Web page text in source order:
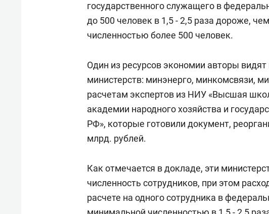
государственного служащего в
до 500 человек в 1,5 - 2,5 раза дороже,
численностью более 500 человек.
Один из ресурсов экономии авторы
министерств: минэнерго, минкомсвязи,
расчетам экспертов из НИУ «Высшая
академии народного хозяйства и
РФ», которые готовили документ,
млрд. рублей.
Как отмечается в докладе, эти
численность сотрудников, при этом
расчете на одного сотрудника в